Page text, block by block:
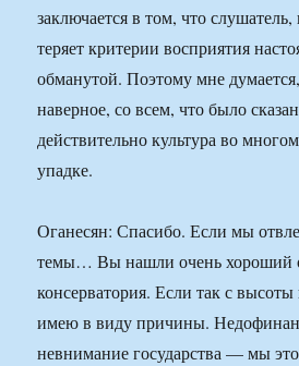
заключается в том, что
теряет критерии восприятия
обманутой. Поэтому мне
наверное, со всем, что было
действительно культура во
упадке.
Оганесян: Спасибо. Если мы
темы… Вы нашли очень хороший
консерватория. Если так с высоты
имею в виду причины.
невнимание государства — мы